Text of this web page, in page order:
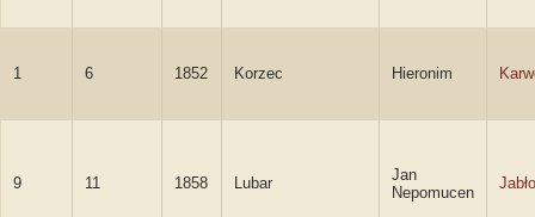
1 6 1852 Korzec Hieronim
9 11 1858 Lubar
Jan
Nepomucen